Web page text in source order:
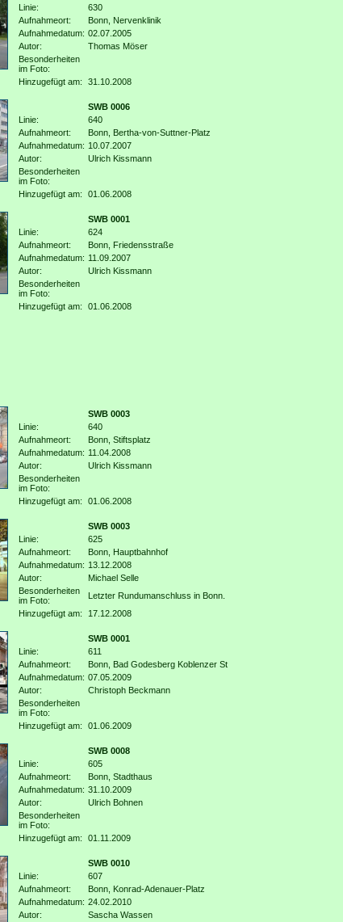
Linie:
630
Aufnahmeort:
Bonn, Nervenklinik
Aufnahmedatum: 02.07.2005
Autor:
Thomas Möser
Besonderheiten
im Foto:
Hinzugefügt am:
31.10.2008
SWB 0006
Linie:
640
Aufnahmeort:
Bonn, Bertha-von-Suttner-Platz
Aufnahmedatum: 10.07.2007
Autor:
Ulrich Kissmann
Besonderheiten
im Foto:
Hinzugefügt am:
01.06.2008
SWB 0001
Linie:
624
Aufnahmeort:
Bonn, Friedensstraße
Aufnahmedatum: 11.09.2007
Autor:
Ulrich Kissmann
Besonderheiten
im Foto:
Hinzugefügt am:
01.06.2008
SWB 0003
Linie:
640
Aufnahmeort:
Bonn, Stiftsplatz
Aufnahmedatum: 11.04.2008
Autor:
Ulrich Kissmann
Besonderheiten
im Foto:
Hinzugefügt am:
01.06.2008
SWB 0003
Linie:
625
Aufnahmeort:
Bonn, Hauptbahnhof
Aufnahmedatum: 13.12.2008
Autor:
Michael Selle
Besonderheiten
im Foto:
Letzter Rundumanschluss in Bonn.
Hinzugefügt am:
17.12.2008
SWB 0001
Linie:
611
Aufnahmeort:
Bonn, Bad Godesberg Koblenzer St
Aufnahmedatum: 07.05.2009
Autor:
Christoph Beckmann
Besonderheiten
im Foto:
Hinzugefügt am:
01.06.2009
SWB 0008
Linie:
605
Aufnahmeort:
Bonn, Stadthaus
Aufnahmedatum: 31.10.2009
Autor:
Ulrich Bohnen
Besonderheiten
im Foto:
Hinzugefügt am:
01.11.2009
SWB 0010
Linie:
607
Aufnahmeort:
Bonn, Konrad-Adenauer-Platz
Aufnahmedatum: 24.02.2010
Autor:
Sascha Wassen